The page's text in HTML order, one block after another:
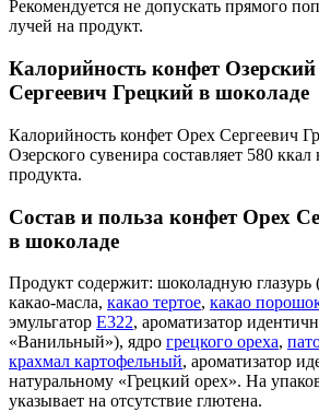
Рекомендуется не допускать прямого
лучей на продукт.
Калорийность конфет
Сергеевич Грецкий в шоколаде
Калорийность конфет Орех Сергеевич
Озерского сувенира составляет 580
продукта.
Состав и польза конфет Орех
в шоколаде
Продукт содержит: шоколадную глазурь
какао-масла, какао тертое, какао
эмульгатор Е322, ароматизатор
«Ванильный»), ядро грецкого ореха,
крахмал картофельный, ароматизатор
натуральному «Грецкий орех». На
указывает на отсутствие глютена.